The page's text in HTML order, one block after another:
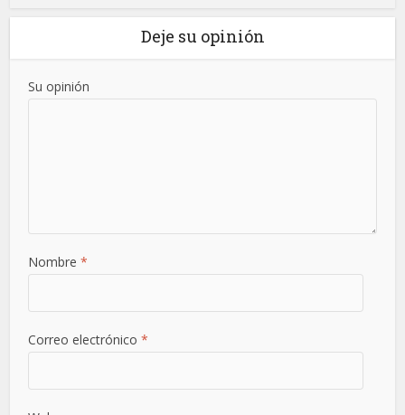
Deje su opinión
Su opinión
Nombre*
Correo electrónico*